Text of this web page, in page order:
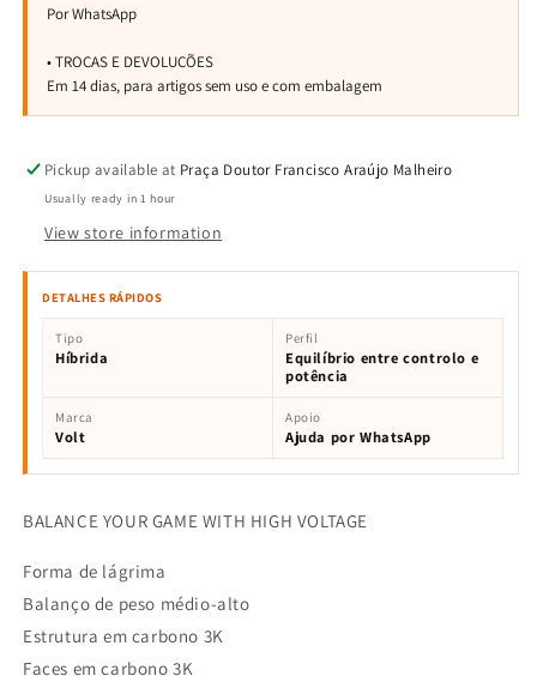
Pickup available at Praça Doutor Francisco Araújo Malheiro
Usually ready in 1 hour
View store information
DETALHES RÁPIDOS
Tipo
Híbrida
Perfil
Equilíbrio entre controlo e
potência
Marca
Volt
Apoio
Ajuda por WhatsApp
BALANCE YOUR GAME WITH HIGH VOLTAGE
Forma de lágrima
Balanço de peso médio-alto
Estrutura em carbono 3K
Faces em carbono 3K